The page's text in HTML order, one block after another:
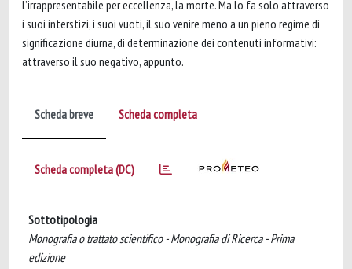
l’irrappresentabile per eccellenza, la morte. Ma lo fa solo attraverso
i suoi interstizi, i suoi vuoti, il suo venire meno a un pieno regime di
significazione diurna, di determinazione dei contenuti informativi:
attraverso il suo negativo, appunto.
Scheda breve Scheda completa
Scheda completa (DC)
Sottotipologia
Monografia o trattato scientifico - Monografia di Ricerca - Prima
edizione